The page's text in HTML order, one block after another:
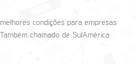
condições para empresas
chamado de SulAmérica